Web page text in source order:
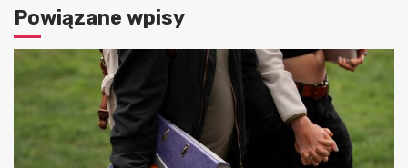
Powiązane wpisy